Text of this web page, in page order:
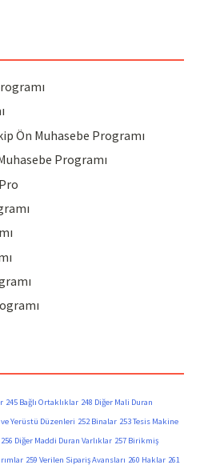
Ön Muhasebe Programı
Programı
245 Bağlı Ortaklıklar 248 Diğer Mali Duran
ve Yerüstü Düzenleri 252 Binalar 253 Tesis Makine
256 Diğer Maddi Duran Varlıklar 257 Birikmiş
259 Verilen Sipariş Avansları 260 Haklar 261